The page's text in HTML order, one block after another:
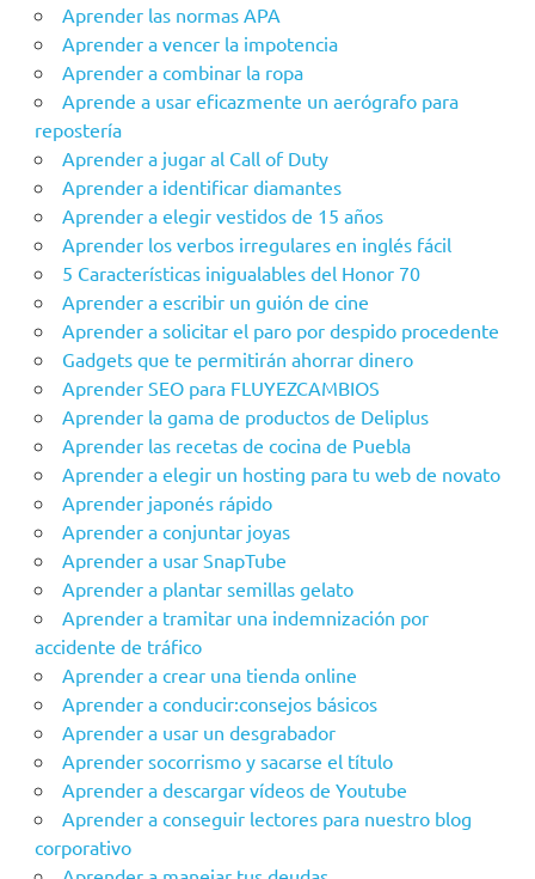
Aprender las normas APA
Aprender a vencer la impotencia
Aprender a combinar la ropa
Aprende a usar eficazmente un aerógrafo para
repostería
Aprender a jugar al Call of Duty
Aprender a identificar diamantes
Aprender a elegir vestidos de 15 años
Aprender los verbos irregulares en inglés fácil
5 Características inigualables del Honor 70
Aprender a escribir un guión de cine
Aprender a solicitar el paro por despido procedente
Gadgets que te permitirán ahorrar dinero
Aprender SEO para FLUYEZCAMBIOS
Aprender la gama de productos de Deliplus
Aprender las recetas de cocina de Puebla
Aprender a elegir un hosting para tu web de novato
Aprender japonés rápido
Aprender a conjuntar joyas
Aprender a usar SnapTube
Aprender a plantar semillas gelato
Aprender a tramitar una indemnización por
accidente de tráfico
Aprender a crear una tienda online
Aprender a conducir:consejos básicos
Aprender a usar un desgrabador
Aprender socorrismo y sacarse el título
Aprender a descargar vídeos de Youtube
Aprender a conseguir lectores para nuestro blog
corporativo